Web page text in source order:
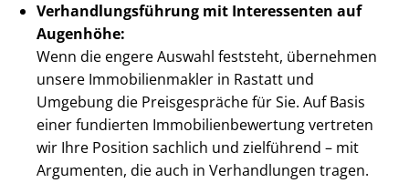
Ver­hand­lungs­füh­rung mit Interessenten auf
Augenhöhe:
Wenn die engere Auswahl feststeht, übernehmen
unsere Im­mo­bi­li­en­mak­ler in Rastatt und
Umgebung die Preisgespräche für Sie. Auf Basis
einer fundierten Im­mo­bi­li­en­be­wer­tung vertreten
wir Ihre Position sachlich und zielführend – mit
Argumenten, die auch in Verhandlungen tragen.